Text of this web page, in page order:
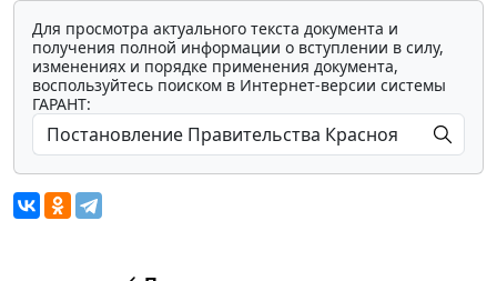
Для просмотра актуального текста документа и
получения полной информации о вступлении в силу,
изменениях и порядке применения документа,
воспользуйтесь поиском в Интернет-версии системы
ГАРАНТ: